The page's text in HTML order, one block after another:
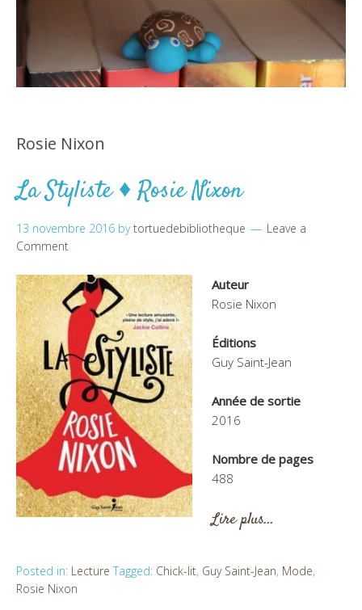
Rosie Nixon
La Styliste ♦ Rosie Nixon
13 novembre 2016 bytortuedebibliotheque
Leave a
Comment
Auteur
Rosie Nixon
Éditions
Guy Saint-Jean
Année de sortie
2016
Nombre de pages
488
Lire plus…
Posted in: Lecture Tagged: Chick-lit, Guy Saint-Jean, Mode,
Rosie Nixon